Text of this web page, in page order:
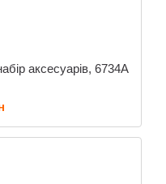
аксесуарів, 6734A